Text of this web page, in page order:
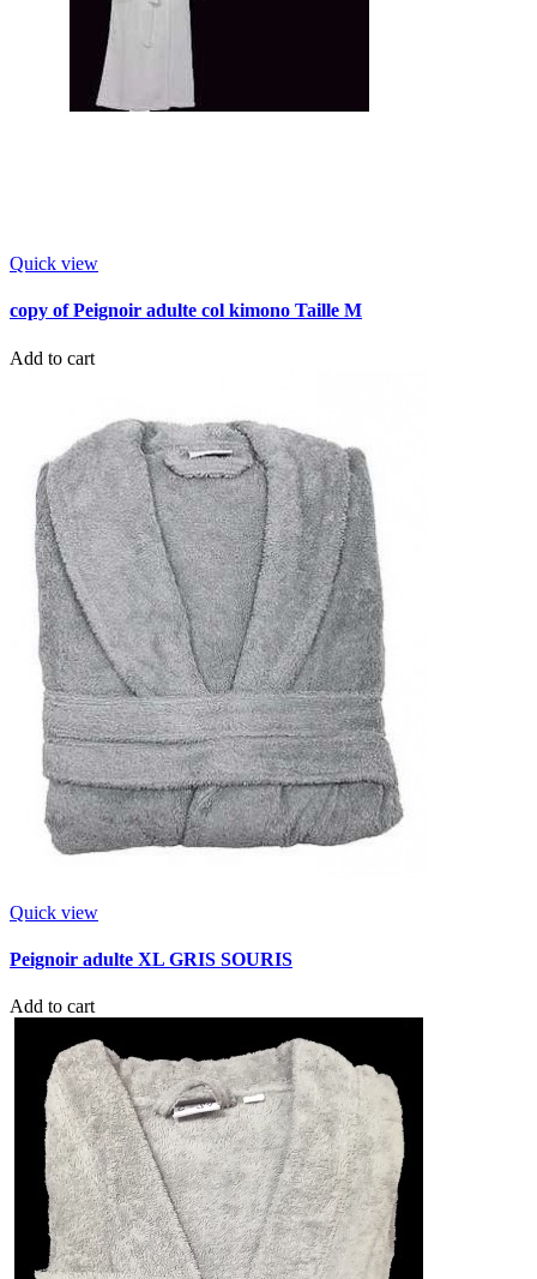
Quick view
copy of Peignoir adulte col kimono Taille M
Add to cart
Quick view
Peignoir adulte XL GRIS SOURIS
Add to cart